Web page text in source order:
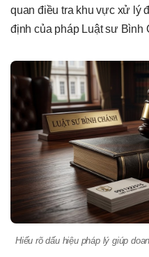
quan điều tra khu vực xử lý
định của pháp Luật sư Bình
Hiểu rõ dấu hiệu pháp lý giúp